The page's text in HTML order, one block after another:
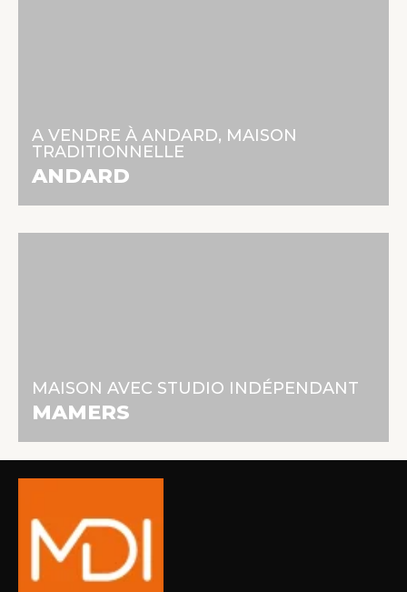
A VENDRE À ANDARD, MAISON
TRADITIONNELLE
ANDARD
En savoir +
MAISON AVEC STUDIO INDÉPENDANT
MAMERS
En savoir +